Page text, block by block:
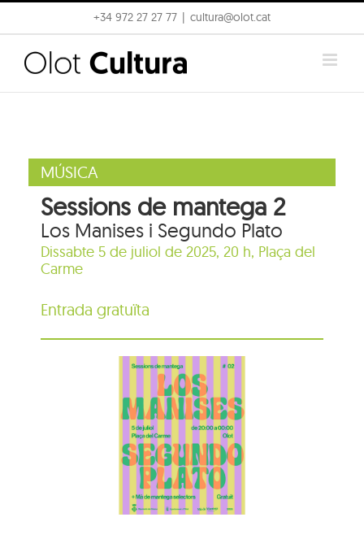
to
content
+34 972 27 27 77 cultura@olot.cat
MÚSICA
Sessions de mantega 2
Los Manises i Segundo Plato
Dissabte 5 de juliol de 2025, 20 h, Plaça del
Carme
Entrada gratuïta